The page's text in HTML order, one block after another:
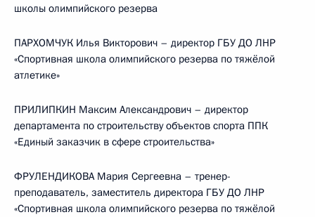
школы олимпийского резерва
ПАРХОМЧУК Илья Викторович – директор ГБУ ДО ЛНР
«Спортивная школа олимпийского резерва по тяжёлой
атлетике»
ПРИЛИПКИН Максим Александрович – директор
департамента по строительству объектов спорта ППК
«Единый заказчик в сфере строительства»
ФРУЛЕНДИКОВА Мария Сергеевна – тренер-
преподаватель, заместитель директора ГБУ ДО ЛНР
«Спортивная школа олимпийского резерва по тяжёлой